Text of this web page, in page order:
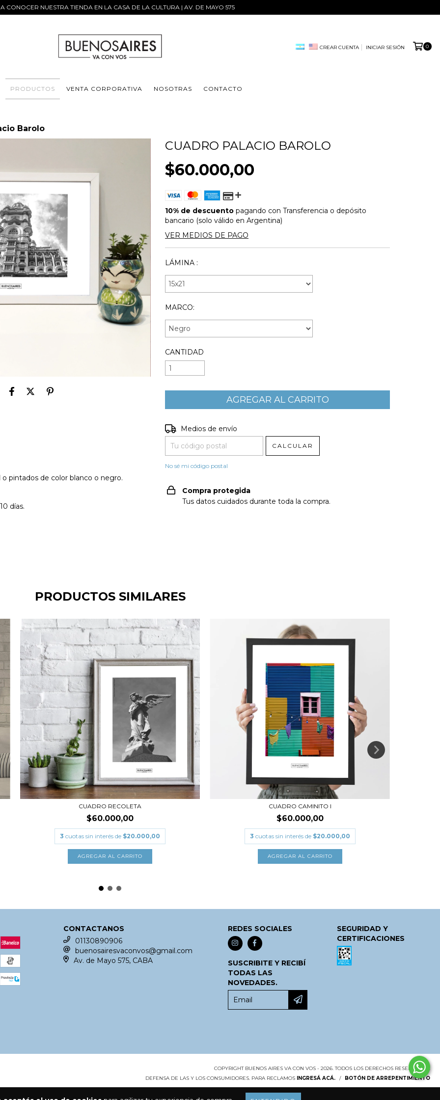
CONOCER NUESTRA TIENDA EN LA CASA DE LA CULTURA | AV. DE MAYO 575
CREAR CUENTA INICIAR SESIÓN 0
PRODUCTOS VENTA CORPORATIVA NOSOTRAS CONTACTO
Barolo
pintados de color blanco o negro.
días.
CUADRO PALACIO BAROLO
$60.000,00
10% de descuento pagando con Transferencia o depósito
bancario (solo válido en Argentina)
VER MEDIOS DE PAGO
LÁMINA :
MARCO:
CANTIDAD
Entregas para el CP:
Medios de envío
CALCULAR
No sé mi código postal
Compra protegida
Tus datos cuidados durante toda la compra.
PRODUCTOS SIMILARES
CUADRO RECOLETA
$60.000,00
3 cuotas sin interés de $20.000,00
AGREGAR AL CARRITO
CUADRO CAMINITO I
$60.000,00
3 cuotas sin interés de $20.000,00
AGREGAR AL CARRITO
CONTACTANOS
01130890906
buenosairesvaconvos@gmail.com
Av. de Mayo 575, CABA
REDES SOCIALES
SUSCRIBITE Y RECIBÍ
TODAS LAS
NOVEDADES.
SEGURIDAD Y
CERTIFICACIONES
COPYRIGHT BUENOS AIRES VA CON VOS - 2026. TODOS LOS DERECHOS RESERVADOS.
DEFENSA DE LAS Y LOS CONSUMIDORES. PARA RECLAMOS INGRESÁ ACÁ. / BOTÓN DE ARREPENTIMIENTO